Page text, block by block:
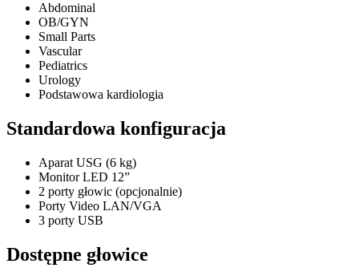
Abdominal
OB/GYN
Small Parts
Vascular
Pediatrics
Urology
Podstawowa kardiologia
Standardowa konfiguracja
Aparat USG (6 kg)
Monitor LED 12”
2 porty głowic (opcjonalnie)
Porty Video LAN/VGA
3 porty USB
Dostępne głowice